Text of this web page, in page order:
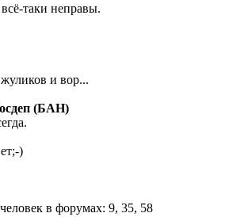
таки неправы.
жуликов и вор...
(БАН)
)